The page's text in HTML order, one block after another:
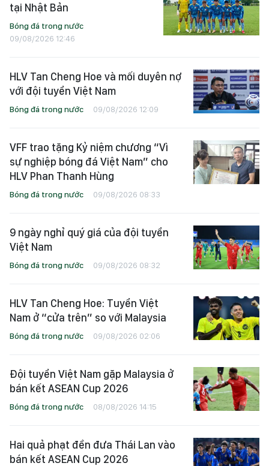
tại Nhật Bản
Bóng đá trong nước
09/08/2026 12:46
HLV Tan Cheng Hoe và mối duyên nợ
với đội tuyển Việt Nam
Bóng đá trong nước 09/08/2026 12:09
VFF trao tặng Kỷ niệm chương “Vì
sự nghiệp bóng đá Việt Nam” cho
HLV Phan Thanh Hùng
Bóng đá trong nước 09/08/2026 08:33
9 ngày nghỉ quý giá của đội tuyển
Việt Nam
Bóng đá trong nước 09/08/2026 08:32
HLV Tan Cheng Hoe: Tuyển Việt
Nam ở “cửa trên” so với Malaysia
Bóng đá trong nước 09/08/2026 02:06
Đội tuyển Việt Nam gặp Malaysia ở
bán kết ASEAN Cup 2026
Bóng đá trong nước 08/08/2026 14:15
Hai quả phạt đền đưa Thái Lan vào
bán kết ASEAN Cup 2026